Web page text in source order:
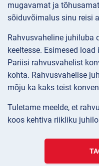
mugavamat ja
sõiduvõimalus sinu reisi
Rahvusvaheline juhiluba
keeltesse. Esimesed
Pariisi rahvusvahelist
kohta. Rahvusvahelise
mõju ka kaks teist
Tuletame meelde, et
koos kehtiva riikliku